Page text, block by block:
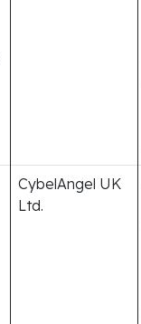
CybelAngel UK
Ltd.